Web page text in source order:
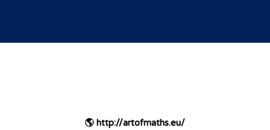
🌎 http://artofmaths.eu/